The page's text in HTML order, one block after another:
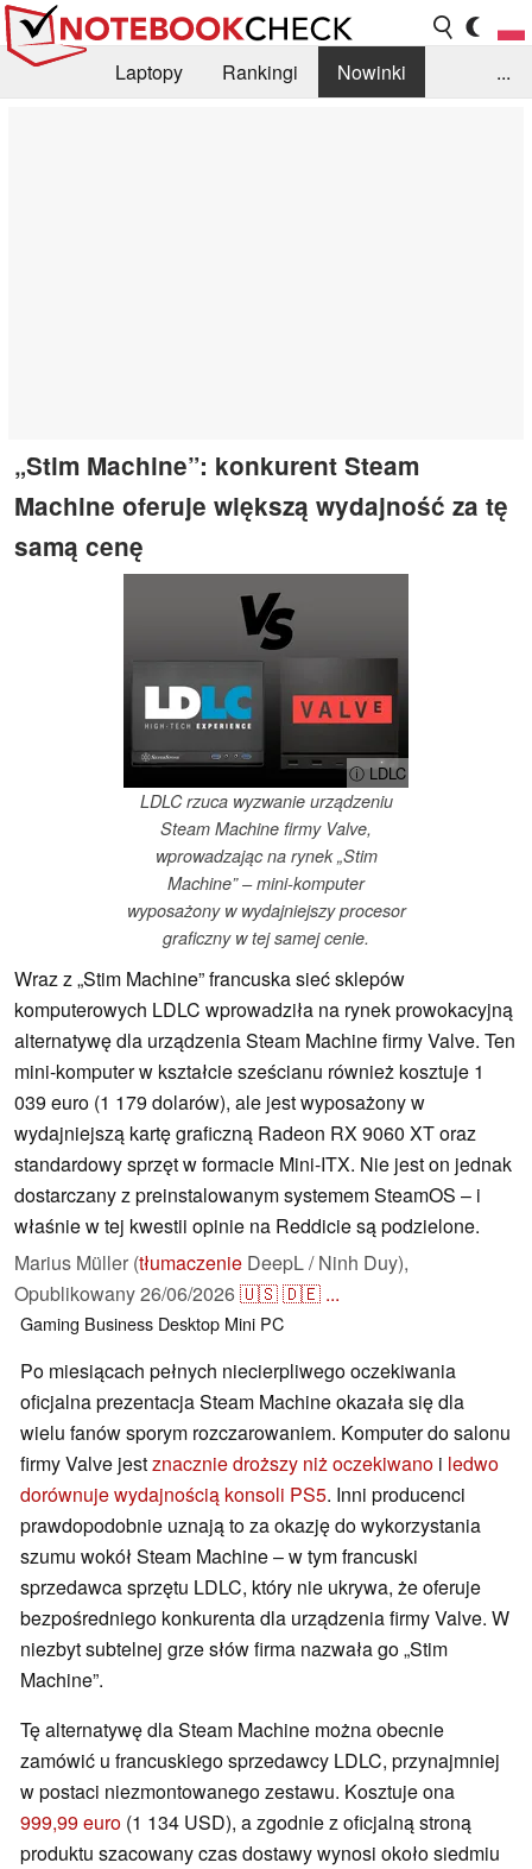
Laptopy Rankingi
Nowinki
...
„Stim Machine”: konkurent Steam
Machine oferuje większą wydajność za tę
samą cenę
ⓘ LDLC
LDLC rzuca wyzwanie urządzeniu
Steam Machine firmy Valve,
wprowadzając na rynek „Stim
Machine” – mini-komputer
wyposażony w wydajniejszy procesor
graficzny w tej samej cenie.
Wraz z „Stim Machine” francuska sieć sklepów
komputerowych LDLC wprowadziła na rynek prowokacyjną
alternatywę dla urządzenia Steam Machine firmy Valve. Ten
mini-komputer w kształcie sześcianu również kosztuje 1
039 euro (1 179 dolarów), ale jest wyposażony w
wydajniejszą kartę graficzną Radeon RX 9060 XT oraz
standardowy sprzęt w formacie Mini-ITX. Nie jest on jednak
dostarczany z preinstalowanym systemem SteamOS – i
właśnie w tej kwestii opinie na Reddicie są podzielone.
Marius Müller (tłumaczenie DeepL / Ninh Duy),
Opublikowany26/06/2026🇺🇸🇩🇪 ...
Gaming Business Desktop Mini PC
Po miesiącach pełnych niecierpliwego oczekiwania
oficjalna prezentacja Steam Machine okazała się dla
wielu fanów sporym rozczarowaniem. Komputer do salonu
firmy Valve jestznacznie droższy niż oczekiwano i ledwo
dorównuje wydajnością konsoli PS5. Inni producenci
prawdopodobnie uznają to za okazję do wykorzystania
szumu wokół Steam Machine – w tym francuski
sprzedawca sprzętu LDLC, który nie ukrywa, że oferuje
bezpośredniego konkurenta dla urządzenia firmy Valve. W
niezbyt subtelnej grze słów firma nazwała go „Stim
Machine”.
Tę alternatywę dla Steam Machine można obecnie
zamówić u francuskiego sprzedawcy LDLC, przynajmniej
w postaci niezmontowanego zestawu. Kosztuje ona
999,99 euro (1 134 USD), a zgodnie z oficjalną stroną
produktu szacowany czas dostawy wynosi około siedmiu